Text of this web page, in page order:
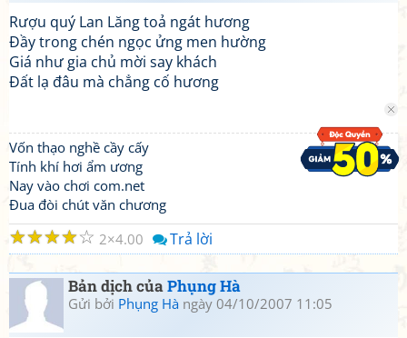
Rượu quý Lan Lăng toả ngát hương
Đầy trong chén ngọc ửng men hường
Giá như gia chủ mời say khách
Đất lạ đâu mà chẳng cố hương
Vốn thạo nghề cầy cấy
Tính khí hơi ẩm ương
Nay vào chơi com.net
Đua đòi chút văn chương
☆
☆
☆
☆
☆ 2 4.00 Trả lời
Bản dịch củaPhụng Hà
Gửi bởi Phụng Hà ngày 04/10/2007 11:05